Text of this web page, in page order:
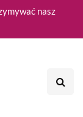
nasz